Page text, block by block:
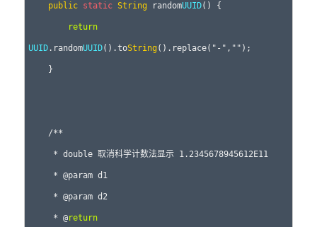
public static String randomUUID() {
return
UUID.randomUUID().toString ().replace("-","");
     * @
return